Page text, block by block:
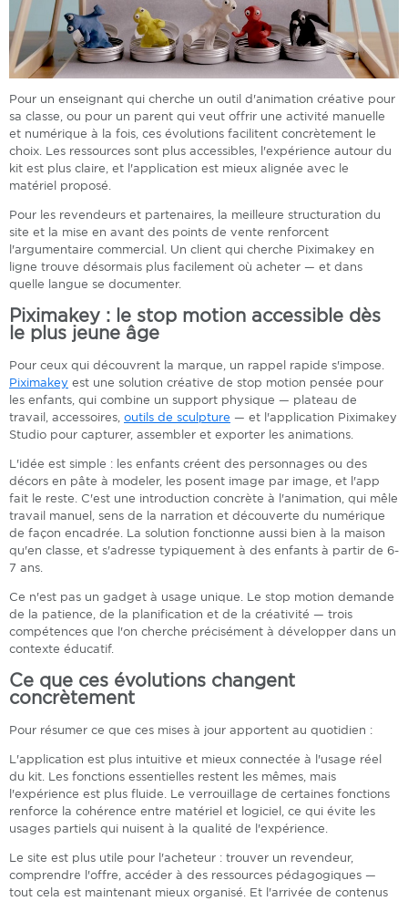
Pour un enseignant qui cherche un outil d'animation créative pour
sa classe, ou pour un parent qui veut offrir une activité manuelle
et numérique à la fois, ces évolutions facilitent concrètement le
choix. Les ressources sont plus accessibles, l'expérience autour du
kit est plus claire, et l'application est mieux alignée avec le
matériel proposé.
Pour les revendeurs et partenaires, la meilleure structuration du
site et la mise en avant des points de vente renforcent
l'argumentaire commercial. Un client qui cherche Piximakey en
ligne trouve désormais plus facilement où acheter — et dans
quelle langue se documenter.
Piximakey : le stop motion accessible dès
le plus jeune âge
Pour ceux qui découvrent la marque, un rappel rapide s'impose.
Piximakey est une solution créative de stop motion pensée pour
les enfants, qui combine un support physique — plateau de
travail, accessoires, outils de sculpture — et l'application Piximakey
Studio pour capturer, assembler et exporter les animations.
L'idée est simple : les enfants créent des personnages ou des
décors en pâte à modeler, les posent image par image, et l'app
fait le reste. C'est une introduction concrète à l'animation, qui mêle
travail manuel, sens de la narration et découverte du numérique
de façon encadrée. La solution fonctionne aussi bien à la maison
qu'en classe, et s'adresse typiquement à des enfants à partir de 6-
7 ans.
Ce n'est pas un gadget à usage unique. Le stop motion demande
de la patience, de la planification et de la créativité — trois
compétences que l'on cherche précisément à développer dans un
contexte éducatif.
Ce que ces évolutions changent
concrètement
Pour résumer ce que ces mises à jour apportent au quotidien :
L'application est plus intuitive et mieux connectée à l'usage réel
du kit. Les fonctions essentielles restent les mêmes, mais
l'expérience est plus fluide. Le verrouillage de certaines fonctions
renforce la cohérence entre matériel et logiciel, ce qui évite les
usages partiels qui nuisent à la qualité de l'expérience.
Le site est plus utile pour l'acheteur : trouver un revendeur,
comprendre l'offre, accéder à des ressources pédagogiques —
tout cela est maintenant mieux organisé. Et l'arrivée de contenus